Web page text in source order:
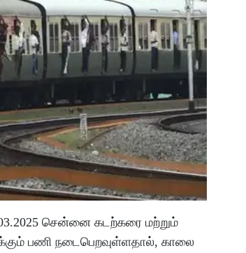
சென்னை கடற்கரை மற்றும்
பணி நடைபெறவுள்ளதால், காலை